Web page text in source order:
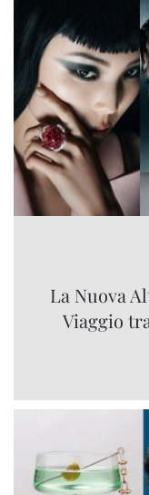
La Nuova
Viaggio